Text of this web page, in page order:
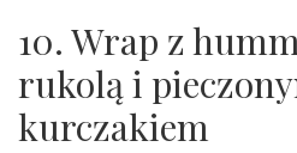
10. Wrap z
rukolą i
kurczakiem